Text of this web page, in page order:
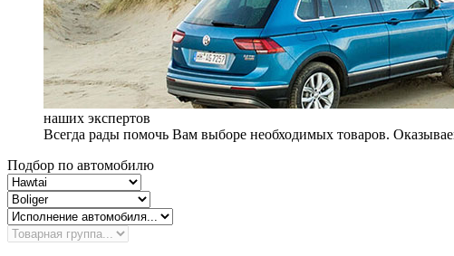
наших экспертов
Всегда рады помочь Вам выборе необходимых товаров.
Подбор по автомобилю